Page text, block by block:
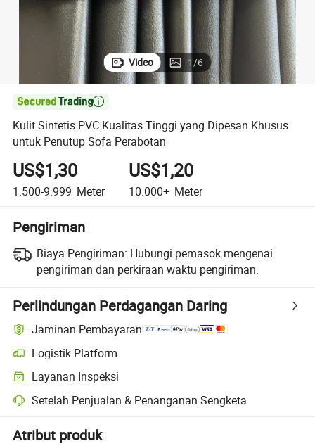
Video 1/6

Kulit Sintetis PVC Kualitas Tinggi yang Dipesan Khusus
untuk Penutup Sofa Perabotan
US$1,30
1.500-9.999 Meter
US$1,20
10.000+ Meter
Pengiriman
Biaya Pengiriman: Hubungi pemasok mengenai
pengiriman dan perkiraan waktu pengiriman.
Perlindungan Perdagangan Daring
Jaminan Pembayaran
Logistik Platform
Pelacakan pengiriman yang lebih jelas dengan logistik yang
Layanan Inspeksi
Pemeriksaan pra-pengiriman opsional untuk pemeriksaan kualitas
Setelah Penjualan & Penanganan Sengketa
Penyelesaian sengketa yang dibantu platform, termasuk
Atribut produk